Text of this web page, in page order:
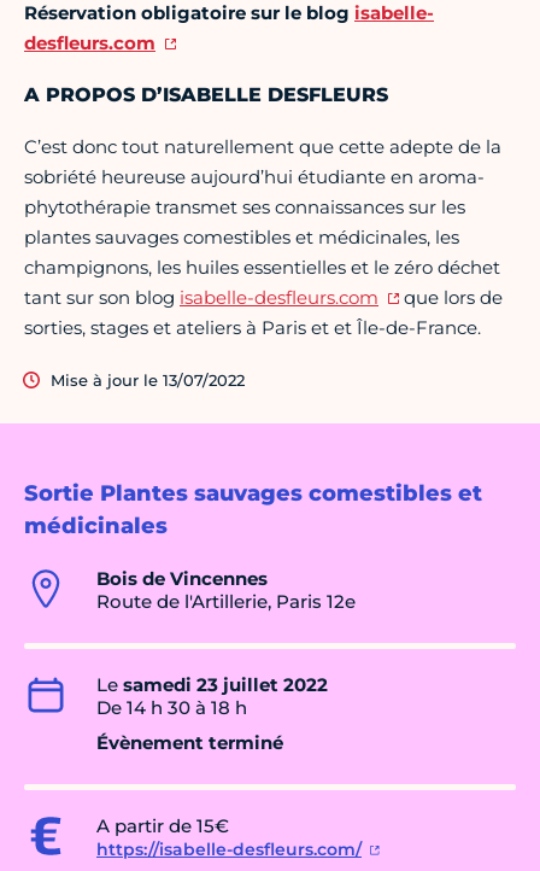
Sortie Plantes sauvages comestibles et
médicinales
Bois de Vincennes
Route de l'Artillerie, Paris 12e
Le samedi 23 juillet 2022
De 14 h 30 à 18 h
Évènement terminé
A partir de 15€
https://isabelle-desfleurs.com/
Réservation obligatoire sur le blog isabelle-
desfleurs.com
A PROPOS D’ISABELLE DESFLEURS
C’est donc tout naturellement que cette adepte de la
sobriété heureuse aujourd’hui étudiante en aroma-
phytothérapie transmet ses connaissances sur les
plantes sauvages comestibles et médicinales, les
champignons, les huiles essentielles et le zéro déchet
tant sur son blog isabelle-desfleurs.com
que lors de
sorties, stages et ateliers à Paris et et Île-de-France.
Mise à jour le 13/07/2022